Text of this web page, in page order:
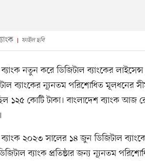
ফাইল ছবি
ব্যাংক নতুন করে ডিজিটাল ব্যাংকের
ব্যাংকের ন্যূনতম পরিশোধিত মূলধনের
১২৫ কোটি টাকা। বাংলাদেশ ব্যাংক আজ
২০২৩ সালের ১৪ জুন ডিজিটাল
ব্যাংক প্রতিষ্ঠার জন্য ন্যূনতম